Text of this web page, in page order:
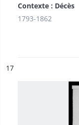
Contexte : Décès
1793-1862
n°
17